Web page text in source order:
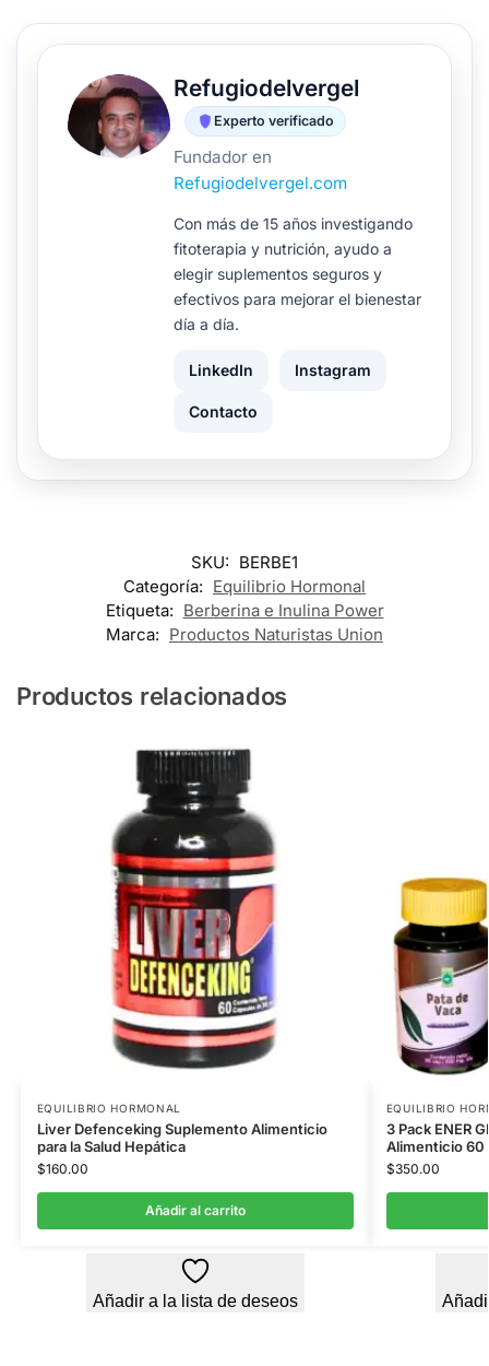
Refugiodelvergel
Experto verificado
Fundador en
Refugiodelvergel.com
Con más de 15 años investigando
fitoterapia y nutrición, ayudo a
elegir suplementos seguros y
efectivos para mejorar el bienestar
día a día.
LinkedIn Instagram
Contacto
SKU: BERBE1
Categoría: Equilibrio Hormonal
Etiqueta: Berberina e Inulina Power
Marca: Productos Naturistas Union
Productos relacionados
EQUILIBRIO HORMONAL
Liver Defenceking Suplemento Alimenticio
para la Salud Hepática
$160.00
Añadir al carrito
Añadir a la lista de deseos
EQUILIBRIO
3 Pack ENER
Alimenticio 60
$350.00